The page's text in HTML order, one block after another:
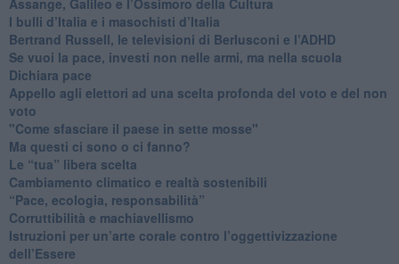
​I bulli d’Italia e i masochisti d’Italia
​Bertrand Russell, le televisioni di Berlusconi e l’ADHD
​Se vuoi la pace, investi non nelle armi, ma nella scuola
​Dichiara pace
​Appello agli elettori ad una scelta profonda del voto e del non
voto
"Come sfasciare il paese in sette mosse"
​Ma questi ci sono o ci fanno?
​Le “tua” libera scelta
Cambiamento climatico e realtà sostenibili
“Pace, ecologia, responsabilità”
​Corruttibilità e machiavellismo
Istruzioni per un’arte corale contro l’oggettivizzazione
dell’Essere